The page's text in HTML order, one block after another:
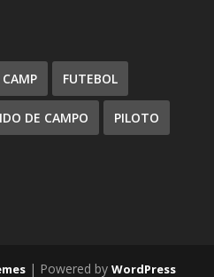
FUTEBOL
DE CAMPO PILOTO
| Powered by WordPress